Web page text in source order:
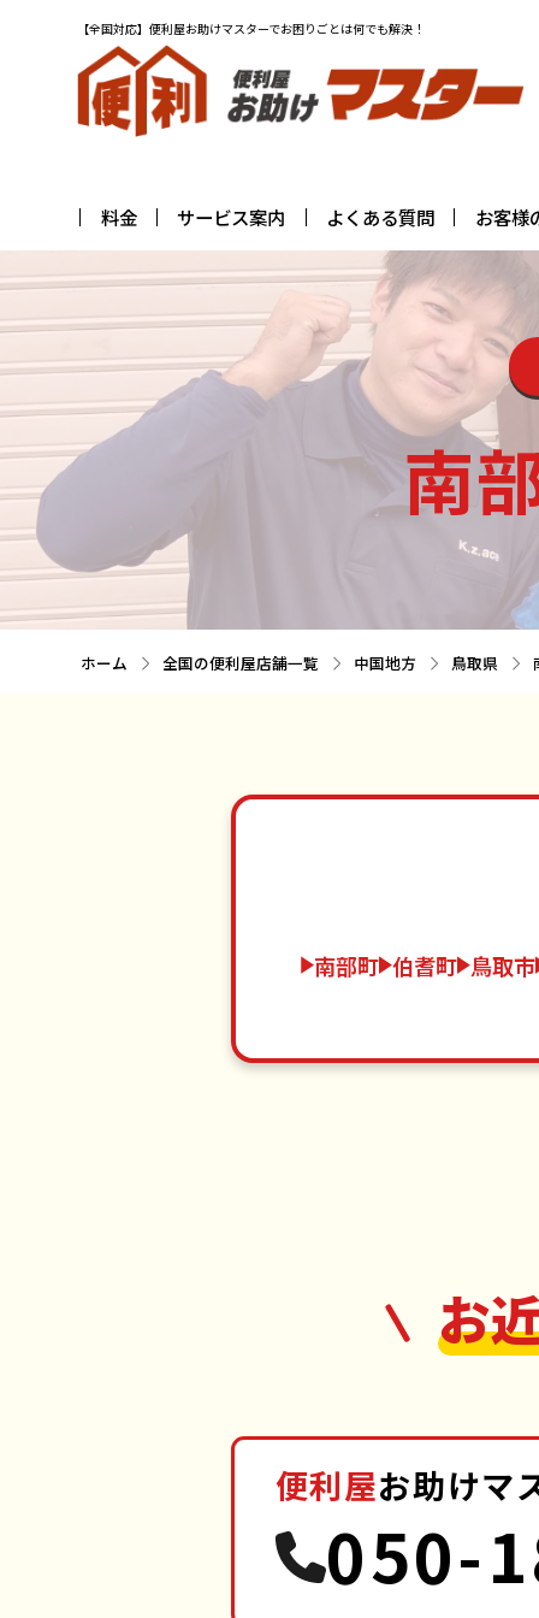
【全国対応】便利屋お助けマスターでお困りごとは何でも解決！
料金 サービス案内 よくある質問 お客様
南
ホーム 全国の便利屋店舗一覧 中国地方 鳥取県
南部町 伯耆町 鳥取市
お
便利屋お助けマ
050-